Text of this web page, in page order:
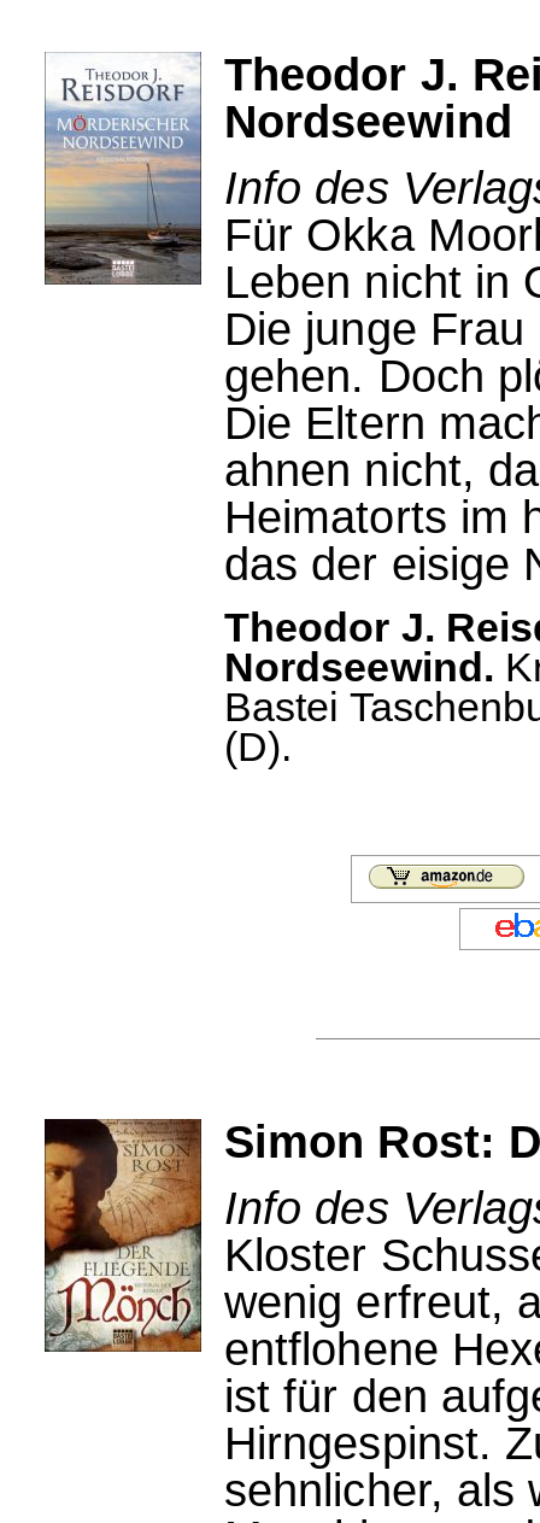
Theodor J.
Nordseewind
Info des
Für Okka
Leben nicht in
Die junge
gehen. Doch
Die Eltern
ahnen nicht,
Heimatorts im
das der eisige
Theodor J.
Nordseewind.
Bastei
(D).
Simon Rost:
Info des
Kloster
wenig erfreut,
entflohene
ist für den
Hirngespinst.
sehnlicher, als